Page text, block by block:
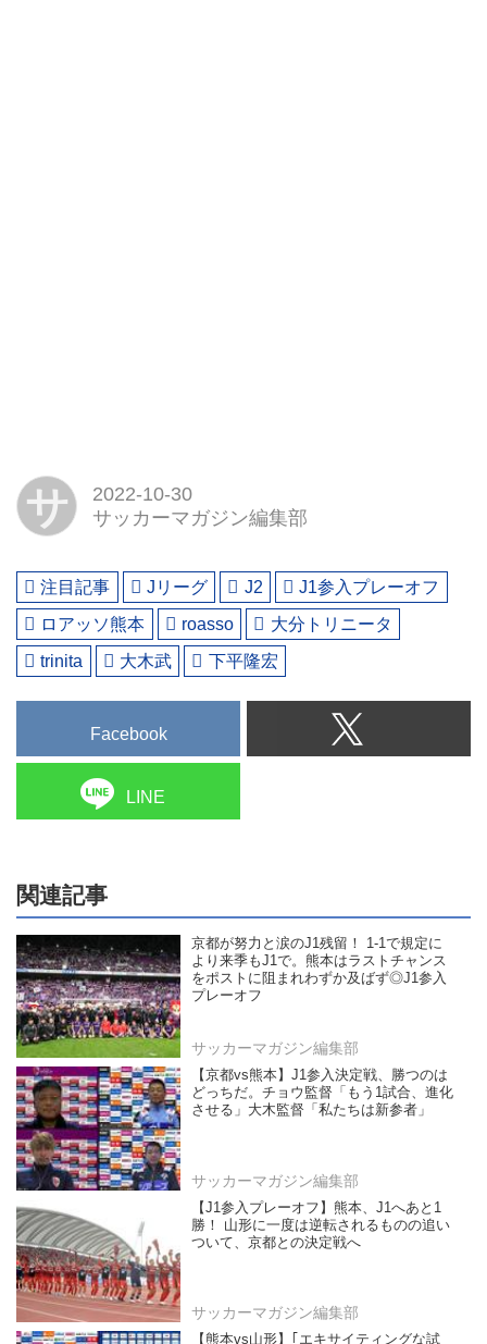
サ
2022-10-30
サッカーマガジン編集部
注目記事 Jリーグ J2
J1参入プレーオフ
ロアッソ熊本
roasso
大分トリニータ
trinita
大木武 下平隆宏
Facebook
LINE
関連記事
京都が努力と涙のJ1残留！ 1-1で規定に
より来季もJ1で。熊本はラストチャンス
をポストに阻まれわずか及ばず◎J1参入
プレーオフ
サッカーマガジン編集部
【京都vs熊本】J1参入決定戦、勝つのは
どっちだ。チョウ監督「もう1試合、進化
させる」大木監督「私たちは新参者」
サッカーマガジン編集部
【J1参入プレーオフ】熊本、J1へあと1
勝！ 山形に一度は逆転されるものの追い
ついて、京都との決定戦へ
サッカーマガジン編集部
【熊本vs山形】｢エキサイティングな試